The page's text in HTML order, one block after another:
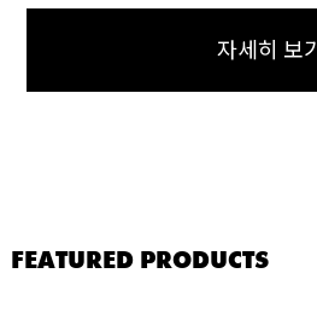
자세히 보기
FEATURED PRODUCTS